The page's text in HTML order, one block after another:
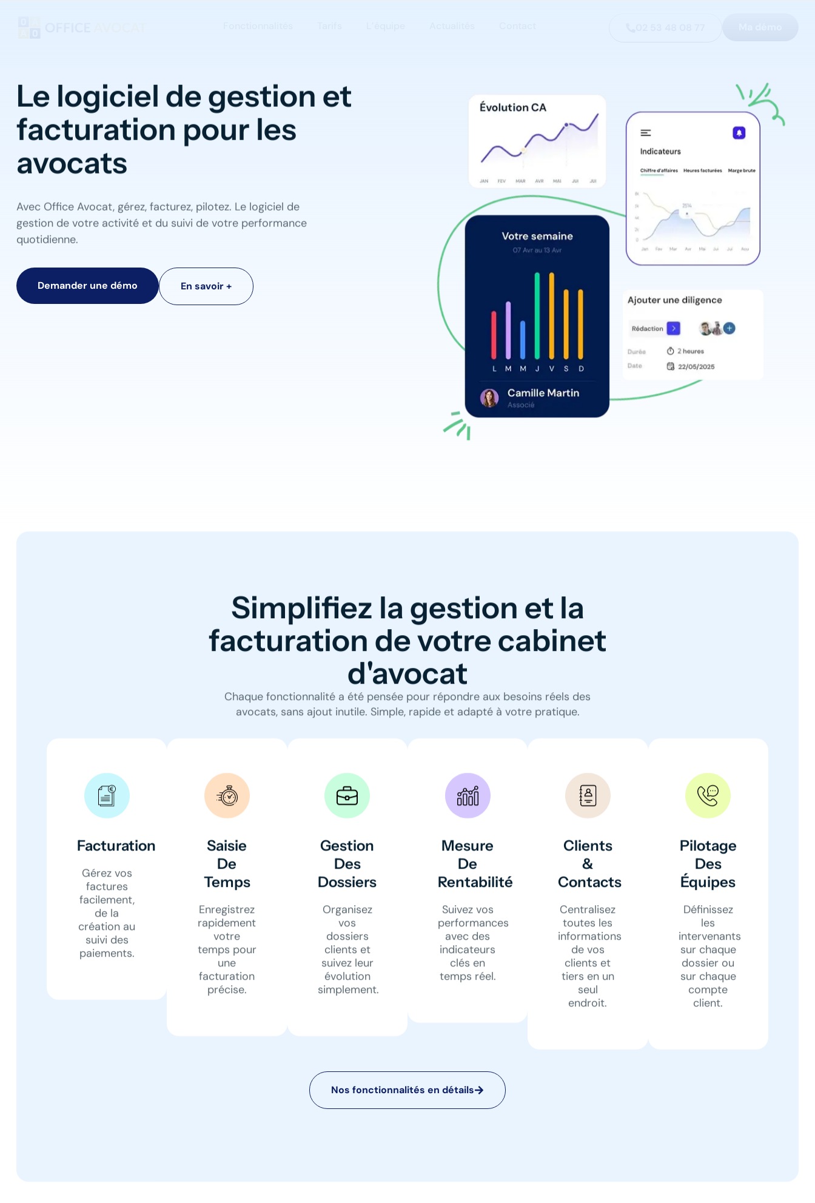
Le logiciel de gestion et
facturation pour les
avocat​s
Avec Office Avocat, gérez, facturez, pilotez. Le logiciel de
gestion de votre activité et du suivi de votre performance
quotidienne.
Demander une démo En savoir +
Simplifiez la gestion et la
facturation de votre cabinet
d'avocat
Chaque fonctionnalité a été pensée pour répondre aux besoins réels des
avocats, sans ajout inutile. Simple, rapide et adapté à votre pratique.
Facturation
Gérez vos
factures
facilement,
de la
création au
suivi des
paiements.
Saisie
De
Temps
Enregistrez
rapidement
votre
temps pour
une
facturation
précise.
Gestion
Des
Dossiers
Organisez
vos
dossiers
clients et
suivez leur
évolution
simplement.
Mesure
De
Rentabilité
Suivez vos
performances
avec des
indicateurs
clés en
temps réel.
Clients
&
Contacts
Centralisez
toutes les
informations
de vos
clients et
tiers en un
seul
endroit.
Pilotage
Des
Équipes
Définissez
les
intervenants
sur chaque
dossier ou
sur chaque
compte
client.
Nos fonctionnalités en détails